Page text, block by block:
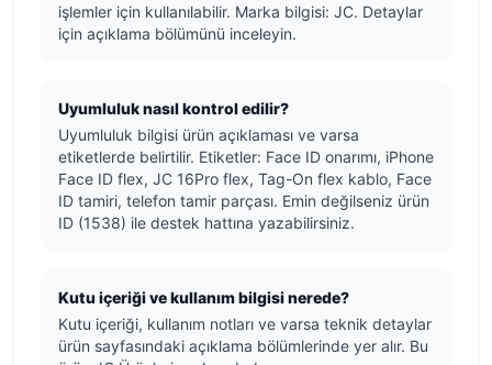
işlemler için kullanılabilir. Marka bilgisi: JC. Detaylar
için açıklama bölümünü inceleyin.
Uyumluluk nasıl kontrol edilir?
Uyumluluk bilgisi ürün açıklaması ve varsa
etiketlerde belirtilir. Etiketler: Face ID onarımı, iPhone
Face ID flex, JC 16Pro flex, Tag-On flex kablo, Face
ID tamiri, telefon tamir parçası. Emin değilseniz ürün
ID (1538) ile destek hattına yazabilirsiniz.
Kutu içeriği ve kullanım bilgisi nerede?
Kutu içeriği, kullanım notları ve varsa teknik detaylar
ürün sayfasındaki açıklama bölümlerinde yer alır. Bu